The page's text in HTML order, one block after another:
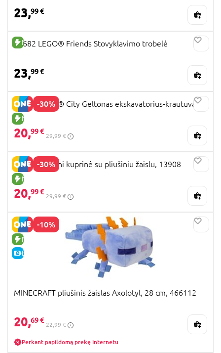
23,99 €
NAUJA PREKĖ
42682 LEGO® Friends Stovyklavimo trobelė
23,99 €
-30%
NAUJA PREKĖ
60480 LEGO® City Geltonas ekskavatorius-krautuvas
20,99 €
29,99 €
-30%
NAUJA PREKĖ
PERLETTI Mini kuprinė su pliušiniu žaislu, 13908
20,99 €
29,99 €
-10%
NAUJA PREKĖ
E-KAINA
MINECRAFT pliušinis žaislas Axolotyl, 28 cm, 466112
20,69 €
22,99 €
Perkant papildomą prekę internetu